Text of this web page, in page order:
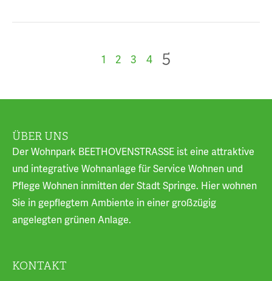
1 2 3 4 5
ÜBER UNS
Der Wohnpark BEETHOVENSTRASSE ist eine attraktive
und integrative Wohnanlage für Service Wohnen und
Pflege Wohnen inmitten der Stadt Springe. Hier wohnen
Sie in gepflegtem Ambiente in einer großzügig
angelegten grünen Anlage.
KONTAKT